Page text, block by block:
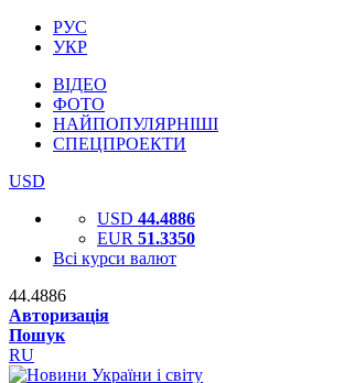
РУС
УКР
ВІДЕО
ФОТО
НАЙПОПУЛЯРНІШІ
СПЕЦПРОЕКТИ
USD
USD 44.4886
EUR 51.3350
Всі курси валют
44.4886
Авторизація
Пошук
RU